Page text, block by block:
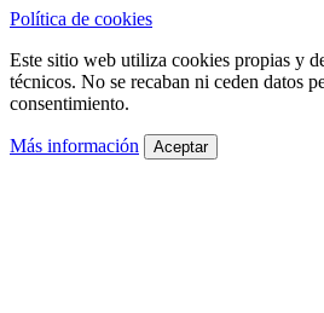
Política de cookies
Este sitio web utiliza cookies propias y
técnicos. No se recaban ni ceden datos
consentimiento.
Más información Aceptar